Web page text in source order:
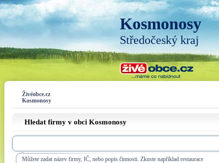
Kosmonosy
Středočeský kraj
Živéobce.cz
Kosmonosy
Hledat firmy v obci Kosmonosy
Můžete zadat název firmy, IČ, nebo popis činnosti. Zkuste například restaurace